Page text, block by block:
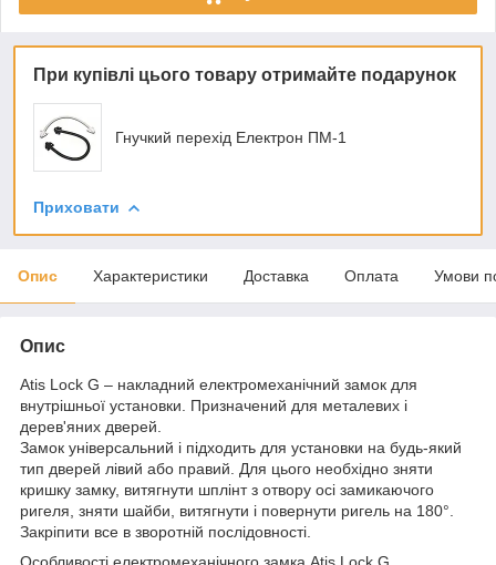
При купівлі цього товару отримайте подарунок
Гнучкий перехід Електрон ПМ-1
Приховати
Опис Характеристики Доставка Оплата Умови
Опис
Atis Lock G – накладний електромеханічний замок для
внутрішньої установки. Призначений для металевих і
дерев'яних дверей.
Замок універсальний і підходить для установки на будь-який
тип дверей лівий або правий. Для цього необхідно зняти
кришку замку, витягнути шплінт з отвору осі замикаючого
ригеля, зняти шайби, витягнути і повернути ригель на 180°.
Закріпити все в зворотній послідовності.
Особливості електромеханічного замка Atis Lock G